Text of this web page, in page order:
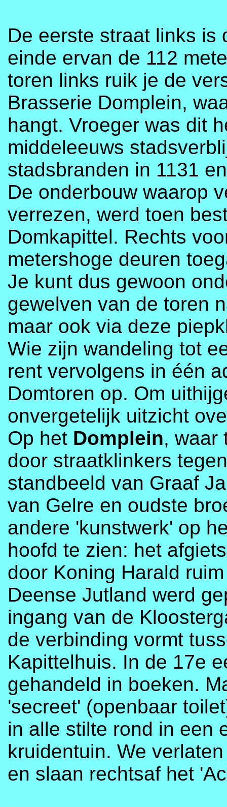
De eerste straat links is
einde ervan de 112
toren links ruik je de
Brasserie Domplein,
hangt. Vroeger was dit
middeleeuws
stadsbranden in 1131
De onderbouw waarop
verrezen, werd toen
Domkapittel. Rechts
metershoge deuren
Je kunt dus gewoon
gewelven van de toren
maar ook via deze
Wie zijn wandeling tot
rent vervolgens in één
Domtoren op. Om
onvergetelijk uitzicht
Op het Domplein, waar
door straatklinkers
standbeeld van Graaf
van Gelre en oudste
andere 'kunstwerk' op
hoofd te zien: het
door Koning Harald
Deense Jutland werd
ingang van de
de verbinding vormt
Kapittelhuis. In de 17e
gehandeld in boeken.
'secreet' (openbaar
in alle stilte rond in een
kruidentuin. We
en slaan rechtsaf het